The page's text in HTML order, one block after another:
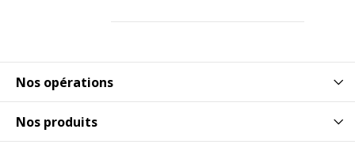
Caractéristiques de base
Matériau de la base
Nature de la finition
Nos opérations
Nos produits